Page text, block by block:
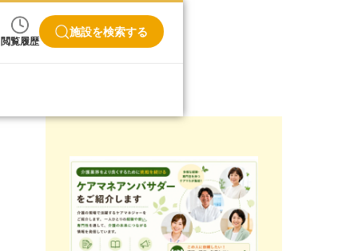
閲覧履歴
施設を検索する